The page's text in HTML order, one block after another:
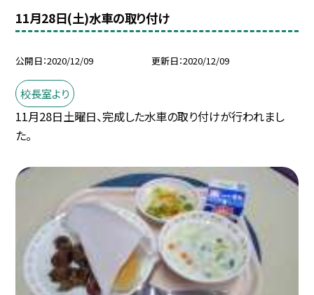
11月28日(土)水車の取り付け
公開日 2020/12/09 更新日 2020/12/09
校長室より
11月28日土曜日、完成した水車の取り付けが行われまし
た。